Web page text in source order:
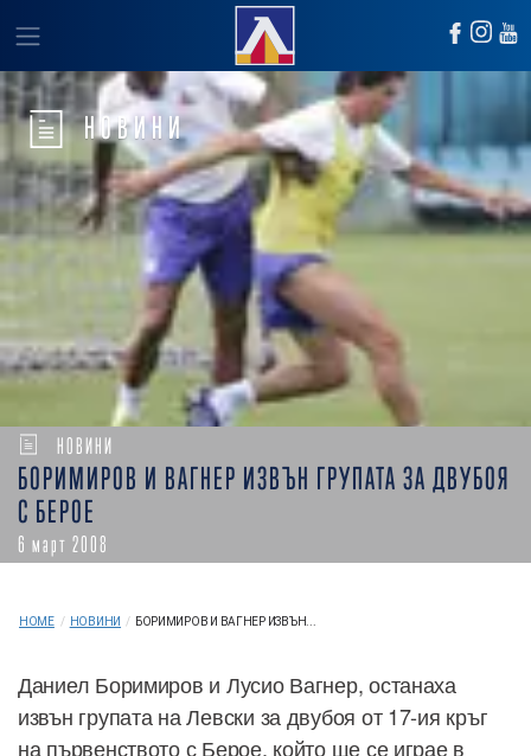
НОВИНИ
НОВИНИ
БОРИМИРОВ И ВАГНЕР ИЗВЪН ГРУПАТА ЗА ДВУБОЯ
С БЕРОЕ
6 март 2008
HOME / НОВИНИ / БОРИМИРОВ И ВАГНЕР ИЗВЪН...
Даниел Боримиров и Лусио Вагнер, останаха
извън групата на Левски за двубоя от 17-ия кръг
на първенството с Берое, който ще се играе в